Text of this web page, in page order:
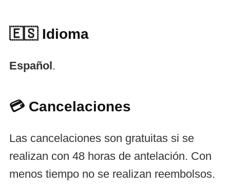
🇪🇸 Idioma
Español.
💳 Cancelaciones
Las cancelaciones son gratuitas si se
realizan con 48 horas de antelación. Con
menos tiempo no se realizan reembolsos.